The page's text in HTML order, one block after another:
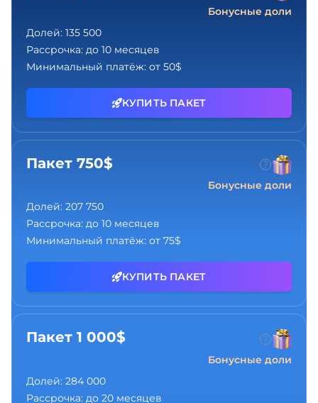
Бонусные доли
Долей: 135 500
Рассрочка: до 10 месяцев
Минимальный платёж: от 50$
КУПИТЬ ПАКЕТ
Пакет 750$
Бонусные доли
Долей: 207 750
Рассрочка: до 10 месяцев
Минимальный платёж: от 75$
КУПИТЬ ПАКЕТ
Пакет 1 000$
Бонусные доли
Долей: 284 000
Рассрочка: до 20 месяцев